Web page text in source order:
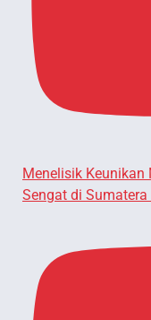
Menelisik Keunikan
Sengat di Sumatera